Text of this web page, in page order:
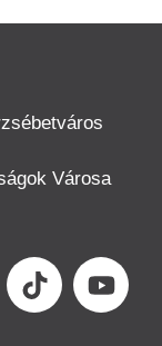
Városa